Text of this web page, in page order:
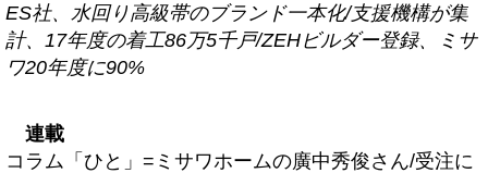
ES社、水回り高級帯のブランド一本化/支援機構が集
計、17年度の着工86万5千戸/ZEHビルダー登録、ミサ
ワ20年度に90%
連載
コラム「ひと」=ミサワホームの廣中秀俊さん/受注に